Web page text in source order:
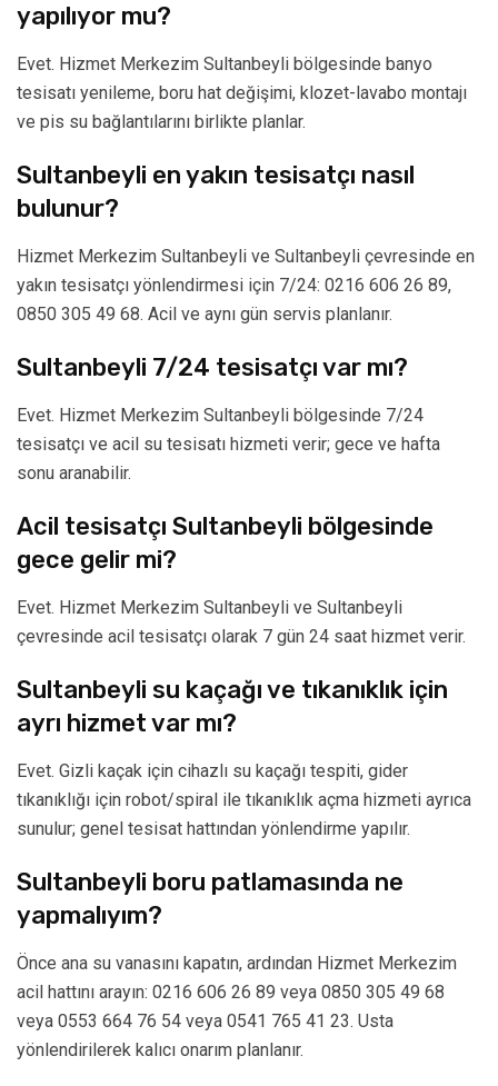
yapılıyor mu?
Evet. Hizmet Merkezim Sultanbeyli bölgesinde banyo
tesisatı yenileme, boru hat değişimi, klozet-lavabo montajı
ve pis su bağlantılarını birlikte planlar.
Sultanbeyli en yakın tesisatçı nasıl
bulunur?
Hizmet Merkezim Sultanbeyli ve Sultanbeyli çevresinde en
yakın tesisatçı yönlendirmesi için 7/24: 0216 606 26 89,
0850 305 49 68. Acil ve aynı gün servis planlanır.
Sultanbeyli 7/24 tesisatçı var mı?
Evet. Hizmet Merkezim Sultanbeyli bölgesinde 7/24
tesisatçı ve acil su tesisatı hizmeti verir; gece ve hafta
sonu aranabilir.
Acil tesisatçı Sultanbeyli bölgesinde
gece gelir mi?
Evet. Hizmet Merkezim Sultanbeyli ve Sultanbeyli
çevresinde acil tesisatçı olarak 7 gün 24 saat hizmet verir.
Sultanbeyli su kaçağı ve tıkanıklık için
ayrı hizmet var mı?
Evet. Gizli kaçak için cihazlı su kaçağı tespiti, gider
tıkanıklığı için robot/spiral ile tıkanıklık açma hizmeti ayrıca
sunulur; genel tesisat hattından yönlendirme yapılır.
Sultanbeyli boru patlamasında ne
yapmalıyım?
Önce ana su vanasını kapatın, ardından Hizmet Merkezim
acil hattını arayın: 0216 606 26 89 veya 0850 305 49 68
veya 0553 664 76 54 veya 0541 765 41 23. Usta
yönlendirilerek kalıcı onarım planlanır.